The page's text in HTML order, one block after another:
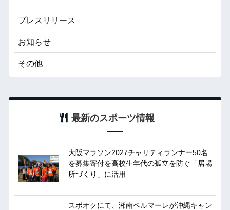
プレスリリース
お知らせ
その他
最新のスポーツ情報
大阪マラソン2027チャリティランナー50名
を募集寄付を高校生年代の孤立を防ぐ「居場
所づくり」に活用
スポオクにて、湘南ベルマーレが沖縄キャン